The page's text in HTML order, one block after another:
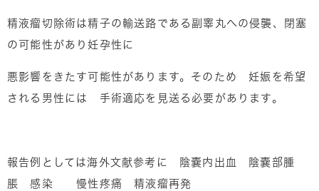
精液瘤切除術は精子の輸送路である副睾丸への侵襲、閉塞
の可能性があり妊孕性に
悪影響をきたす可能性があります。そのため 妊娠を希望
される男性には 手術適応を見送る必要があります。
報告例としては海外文献参考に 陰嚢内出血 陰嚢部腫
脹 感染 慢性疼痛 精液瘤再発